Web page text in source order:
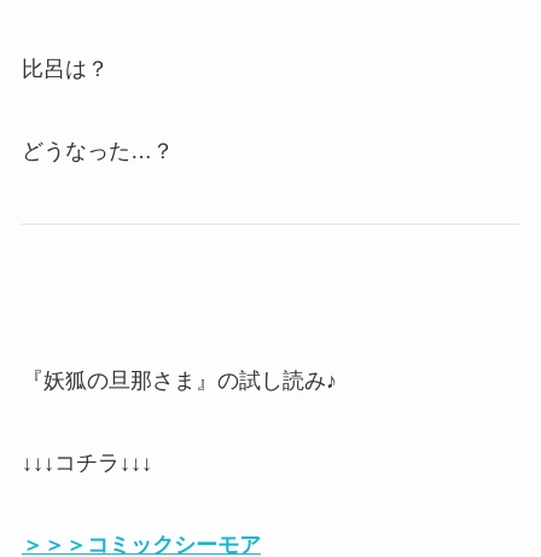
比呂は？
どうなった…？
『妖狐の旦那さま』の試し読み♪
↓↓↓コチラ↓↓↓
＞＞＞コミックシーモア